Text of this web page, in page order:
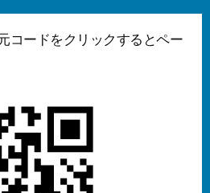
コードをクリックするとペー